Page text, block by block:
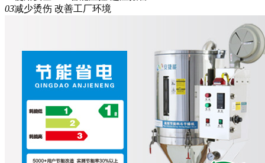
03减少烫伤 改善工厂环境